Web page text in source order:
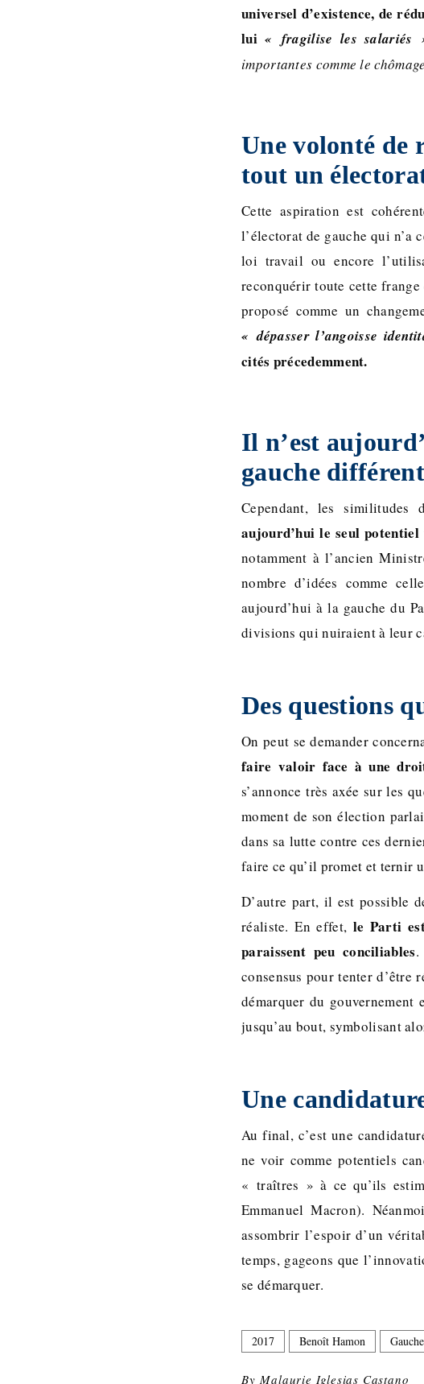
universel d’existence, de
lui« fragilise les salariés
importantes comme le
Une volonté de
tout un
Cette aspiration est
l’électorat de gauche qui n’a
loi travail ou encore
reconquérir toute cette
proposé comme un
« dépasser l’angoisse
cités précedemment.
Il n’est
gauche
Cependant, les similitudes
aujourd’hui le seul
notamment à l’ancien
nombre d’idées comme
aujourd’hui à la gauche du
divisions qui nuiraient à leur
Des questions
On peut se demander
faire valoir face à une
s’annonce très axée sur les
moment de son élection
dans sa lutte contre ces
faire ce qu’il promet et ternir
D’autre part, il est possible
réaliste. En effet, le Parti
paraissent peu conciliables.
consensus pour tenter d’être
démarquer du
jusqu’au bout, symbolisant
Une
Au final, c’est une
ne voir comme potentiels
« traîtres » à ce qu’ils
Emmanuel Macron).
assombrir l’espoir d’un
temps, gageons que
se démarquer.
2017 Benoît Hamon Gauche
ByMalaurie Iglesias Castano